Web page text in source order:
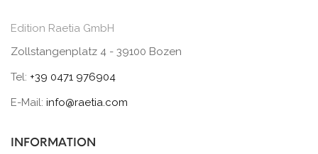
Edition Raetia GmbH
Zollstangenplatz 4 - 39100 Bozen
Tel: +39 0471 976904
E-Mail: info@raetia.com
INFORMATION